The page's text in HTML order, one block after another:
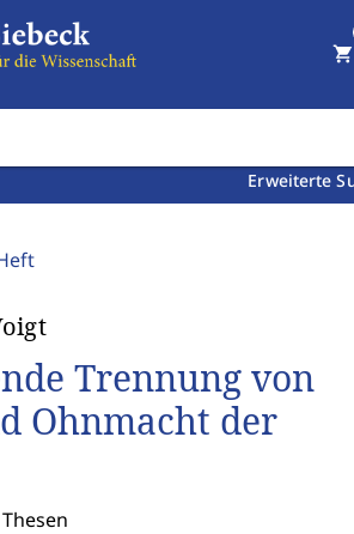
Erweiterte
shopping_cart
Trennung von
Ohnmacht der